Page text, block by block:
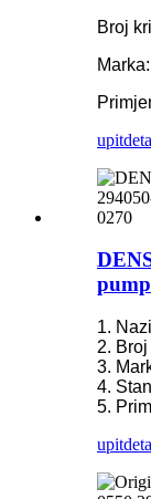
Broj
upit
1.
2.
3.
4.
5.
upit